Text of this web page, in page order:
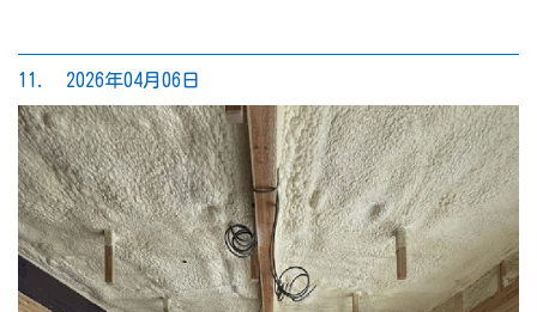
11. 2026年04月06日